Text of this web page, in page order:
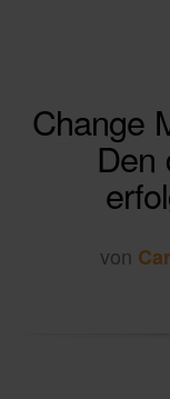
Change
Den
von